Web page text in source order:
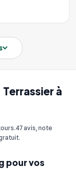
à
47 avis, note
pour vos